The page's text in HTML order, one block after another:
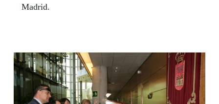
Madrid.